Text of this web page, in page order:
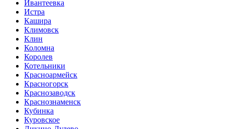
Ивантеевка
Истра
Кашира
Климовск
Клин
Коломна
Королев
Котельники
Красноармейск
Красногорск
Краснозаводск
Краснознаменск
Кубинка
Куровское